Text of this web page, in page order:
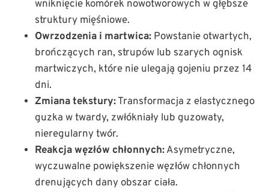
wniknięcie komórek nowotworowych w głębsze
struktury mięśniowe.
Owrzodzenia i martwica: Powstanie otwartych,
brończących ran, strupów lub szarych ognisk
martwiczych, które nie ulegają gojeniu przez 14
dni.
Zmiana tekstury:Transformacja z elastycznego
guzka w twardy, zwłókniały lub guzowaty,
nieregularny twór.
Reakcja węzłów chłonnych:Asymetryczne,
wyczuwalne powiększenie węzłów chłonnych
drenujących dany obszar ciała.